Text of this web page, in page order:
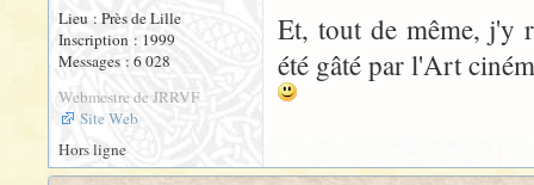
Lieu : Près de Lille
Inscription : 1999
Messages : 6 028
Webmestre de JRRVF
Site Web
Et, tout de même, j'y
été gâté par l'Art
Hors ligne